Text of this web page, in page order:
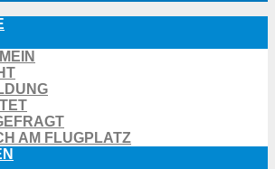
AM FLUGPLATZ